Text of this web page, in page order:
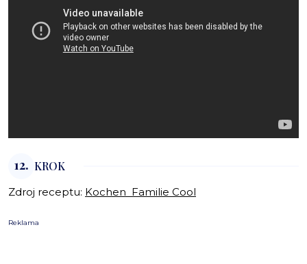
12. KROK
Zdroj receptu: Kochen Familie Cool
Reklama